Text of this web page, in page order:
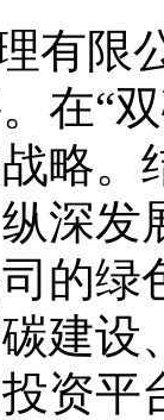
有限
在“
略。
深发
的
建设
资平